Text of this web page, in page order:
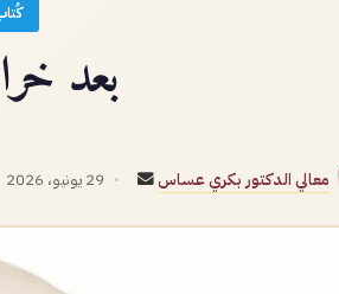
بعد
معالي الدكتور بكري عساس
أرسل
إلكترونيا
29 يونيو، 2026